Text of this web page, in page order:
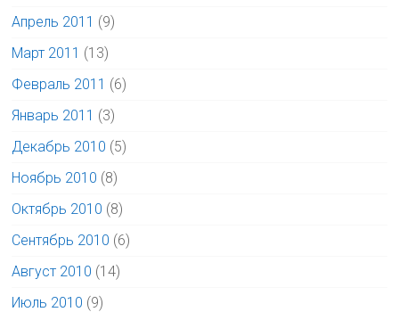
Апрель 2011 (9)
Март 2011 (13)
Февраль 2011 (6)
Январь 2011 (3)
Декабрь 2010 (5)
Ноябрь 2010 (8)
Октябрь 2010 (8)
Сентябрь 2010 (6)
Август 2010 (14)
Июль 2010 (9)